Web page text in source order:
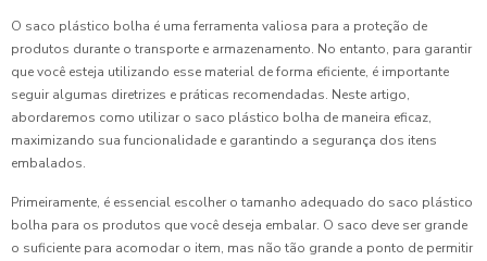
O saco plástico bolha é uma ferramenta valiosa para a proteção de
produtos durante o transporte e armazenamento. No entanto, para garantir
que você esteja utilizando esse material de forma eficiente, é importante
seguir algumas diretrizes e práticas recomendadas. Neste artigo,
abordaremos como utilizar o saco plástico bolha de maneira eficaz,
maximizando sua funcionalidade e garantindo a segurança dos itens
embalados.
Primeiramente, é essencial escolher o tamanho adequado do saco plástico
bolha para os produtos que você deseja embalar. O saco deve ser grande
o suficiente para acomodar o item, mas não tão grande a ponto de permitir